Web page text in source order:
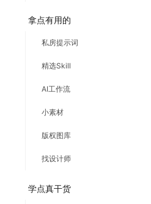
拿点有用的
私房提示词
精选Skill
AI工作流
小素材
版权图库
找设计师
学点真干货